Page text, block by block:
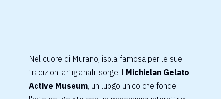
Nel cuore di Murano, isola famosa per le sue
tradizioni artigianali, sorge il Michielan Gelato
Active Museum, un luogo unico che fonde